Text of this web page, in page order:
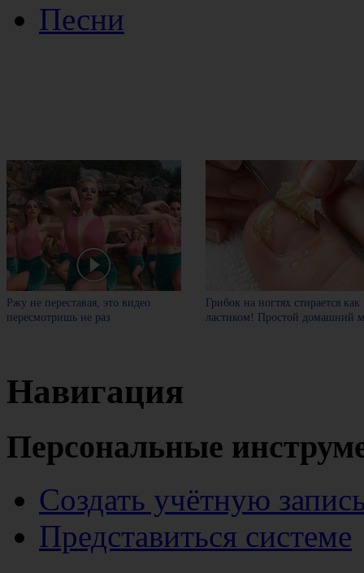
Песни
Ржу не переставая, это видео
пересмотришь не раз
Грибок на ногтях стирается как
ластиком! Простой домашний
Навигация
Персональные
Создать учётную
Представиться системе